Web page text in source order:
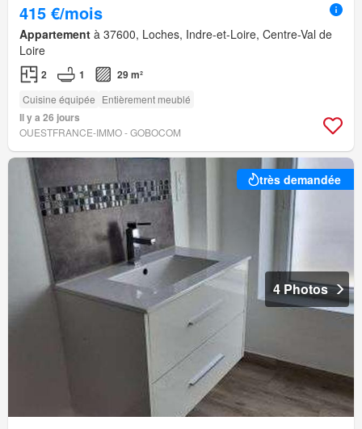
415 €/mois
Appartement à 37600, Loches, Indre-et-Loire, Centre-Val de
Loire
2 1 29 m²
Cuisine équipée Entièrement meublé
Il y a 26 jours
OUESTFRANCE-IMMO - GOBOCOM
très demandée
4 Photos